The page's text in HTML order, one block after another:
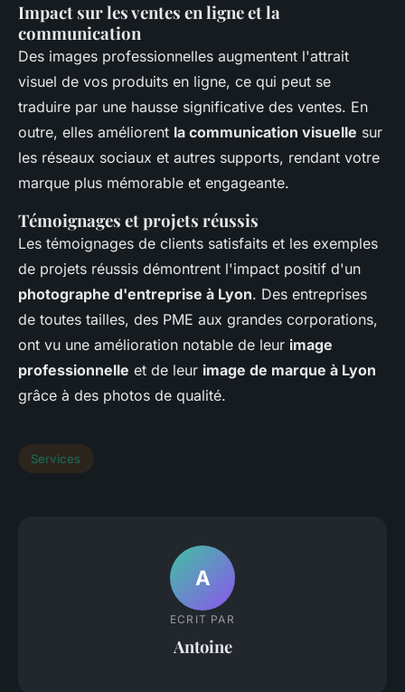
Impact sur les ventes en ligne et la
communication
Des images professionnelles augmentent l'attrait
visuel de vos produits en ligne, ce qui peut se
traduire par une hausse significative des ventes. En
outre, elles améliorent la communication visuelle sur
les réseaux sociaux et autres supports, rendant votre
marque plus mémorable et engageante.
Témoignages et projets réussis
Les témoignages de clients satisfaits et les exemples
de projets réussis démontrent l'impact positif d'un
photographe d'entreprise à Lyon. Des entreprises
de toutes tailles, des PME aux grandes corporations,
ont vu une amélioration notable de leur image
professionnelle et de leur image de marque à Lyon
grâce à des photos de qualité.
Services
A
ECRIT PAR
Antoine